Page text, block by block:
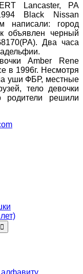
Lancaster, PA
Black Nissan
написали: город
объявлен черный
Два часа
Amber Rene
в 1996г. Несмотря
уши ФБР, местные
тело девочки
решили